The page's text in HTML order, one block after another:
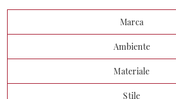
Marca
Ambiente
Materiale
Stile